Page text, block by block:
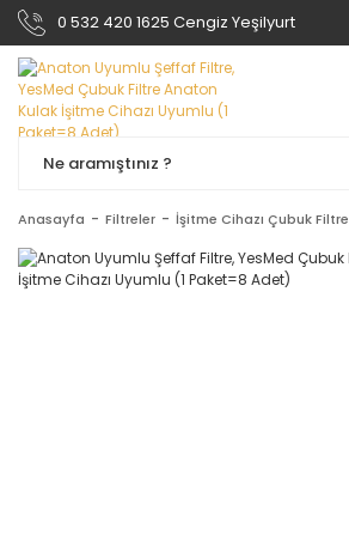
0 532 420 1625 Cengiz Yeşilyurt
Anasayfa Filtreler İşitme Cihazı Çubuk Filtre